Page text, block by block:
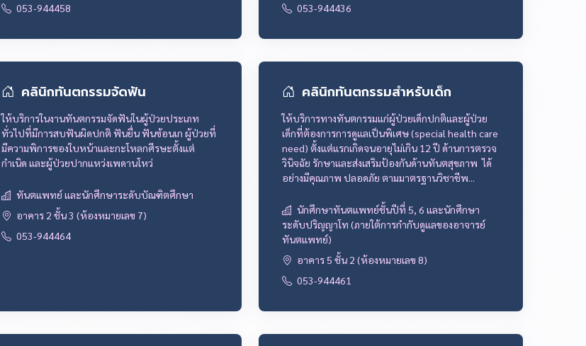
053-944458
053-944436
คลินิกทันตกรรมจัดฟัน
ให้บริการในงานทันตกรรมจัดฟันในผู้ป่วยประเภท
ทั่วไปที่มีการสบฟันผิดปกติ ฟันยื่น ฟันซ้อนเก ผู้ป่วยที่
มีความพิการของใบหน้าและกะโหลกศีรษะตั้งแต่
กำเนิด และผู้ป่วยปากแหว่งเพดานโหว่
ทันตแพทย์ และนักศึกษาระดับบัณฑิตศึกษา
อาคาร 2 ชั้น 3 (ห้องหมายเลข 7)
053-944464
คลินิกทันตกรรมสำหรับเด็ก
ให้บริการทางทันตกรรมแก่ผู้ป่วยเด็กปกติและผู้ป่วย
เด็กที่ต้องการการดูแลเป็นพิเศษ (special health care
need) ตั้งแต่แรกเกิดจนอายุไม่เกิน 12 ปี ด้านการตรวจ
วินิจฉัย รักษาและส่งเสริมป้องกันด้านทันตสุขภาพ ได้
อย่างมีคุณภาพ ปลอดภัย ตามมาตรฐานวิชาชีพ...
นักศึกษาทันตแพทย์ชั้นปีที่ 5, 6 และนักศึกษา
ระดับปริญญาโท (ภายใต้การกำกับดูแลของอาจารย์
ทันตแพทย์)
อาคาร 5 ชั้น 2 (ห้องหมายเลข 8)
053-944461